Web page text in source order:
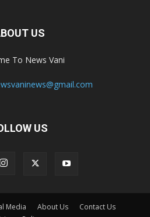
US
To News Vani
US
Media About Us
Contact Us